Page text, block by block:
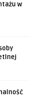
w